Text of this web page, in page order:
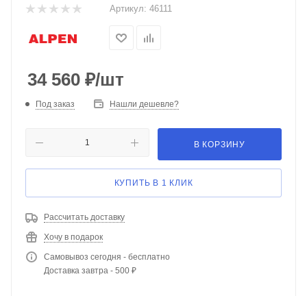
Артикул: 46111
34 560 ₽/шт
Под заказ Нашли дешевле?
В КОРЗИНУ
КУПИТЬ В 1 КЛИК
Рассчитать доставку
Хочу в подарок
Самовывоз сегодня - бесплатно
Доставка завтра - 500 ₽